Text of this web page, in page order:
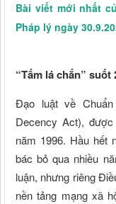
Bài viết mới nhất
Pháp lý ngày
“Tấm lá chắn” suốt
Đạo luật về Chuẩn
Decency Act),
năm 1996. Hầu hết
bác bỏ qua nhiều
luận, nhưng riêng
nền tảng mạng xã